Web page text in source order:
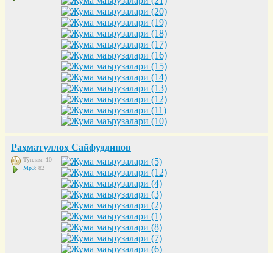
Раҳматуллоҳ Сайфуддинов
Тўплам: 10
Mp3: 82